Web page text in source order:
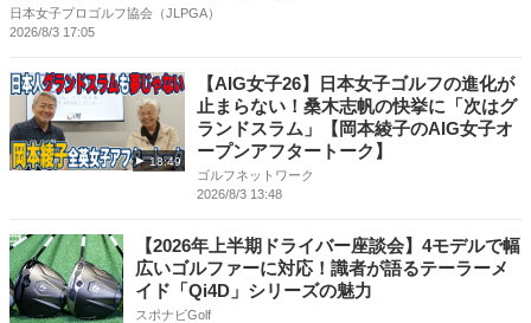
日本女子プロゴルフ協会（JLPGA）
2026/8/3 17:05
18:49
【AIG女子26】日本女子ゴルフの進化が
止まらない！桑木志帆の快挙に「次はグ
ランドスラム」【岡本綾子のAIG女子オ
ープンアフタートーク】
ゴルフネットワーク
2026/8/3 13:48
【2026年上半期ドライバー座談会】4モデルで幅
広いゴルファーに対応！識者が語るテーラーメ
イド「Qi4D」シリーズの魅力
スポナビGolf